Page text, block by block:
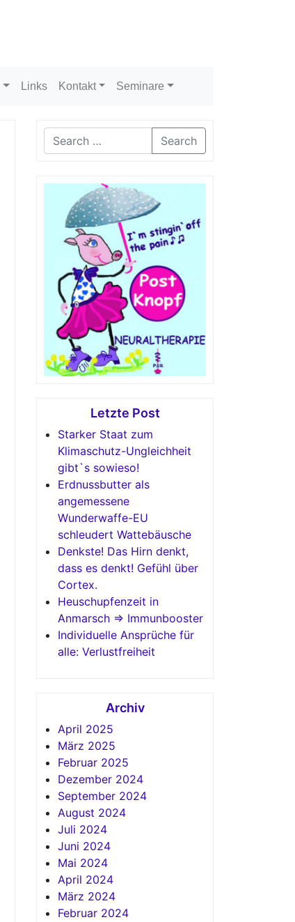
Links Kontakt Seminare
Search
Letzte Post
Starker Staat zum
Klimaschutz-Ungleichheit
gibt`s sowieso!
Erdnussbutter als
angemessene
Wunderwaffe-EU
schleudert Wattebäusche
Denkste! Das Hirn denkt,
dass es denkt! Gefühl über
Cortex.
Heuschupfenzeit in
Anmarsch => Immunbooster
Individuelle Ansprüche für
alle: Verlustfreiheit
Archiv
April 2025
März 2025
Februar 2025
Dezember 2024
September 2024
August 2024
Juli 2024
Juni 2024
Mai 2024
April 2024
März 2024
Februar 2024